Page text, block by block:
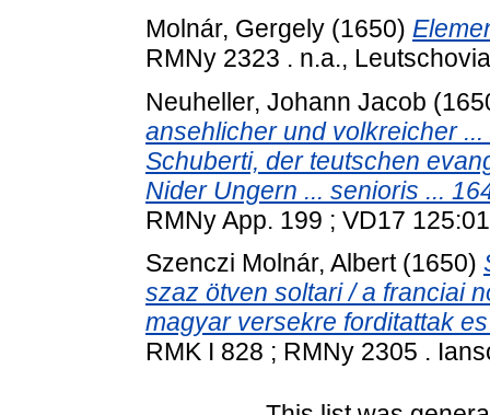
Molnár, Gergely (1650)
RMNy 2323 . n.a.,
Neuheller, Johann Jacob
ansehlicher und volkreicher
Schuberti, der teutschen
Nider Ungern ... senioris ...
RMNy App. 199 ; VD17
Szenczi Molnár, Albert(1650)
szaz ötven soltari / a franciai
magyar versekre forditattak
RMK I 828 ; RMNy 2305 .